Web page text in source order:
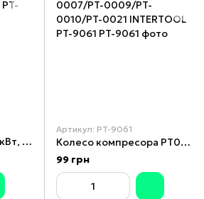
Компресор 24 л, 1.5 кВт, 220 В, 8 атм, 206 л/хв. INTERTOOL PT-0009
Артикул: PT-9061
Колесо компресора PT0003/PT-0004/PT-0007/PT-0009/PT-0010/PT-0021 INTERTOOL PT-9061
99 грн